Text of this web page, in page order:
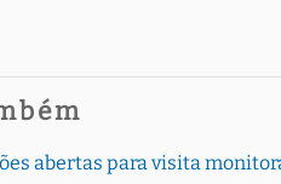
abertas para visita